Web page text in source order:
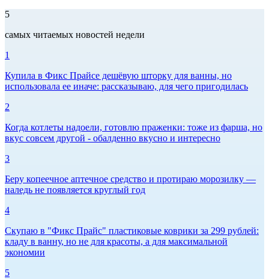
5
самых читаемых новостей недели
1
Купила в Фикс Прайсе дешёвую шторку для ванны, но
использовала ее иначе: рассказываю, для чего пригодилась
2
Когда котлеты надоели, готовлю праженки: тоже из фарша, но
вкус совсем другой - обалденно вкусно и интересно
3
Беру копеечное аптечное средство и протираю морозилку —
наледь не появляется круглый год
4
Скупаю в "Фикс Прайс" пластиковые коврики за 299 рублей:
кладу в ванну, но не для красоты, а для максимальной
экономии
5